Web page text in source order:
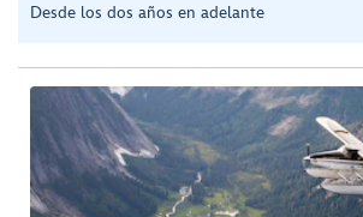
Desde los dos años en adelante